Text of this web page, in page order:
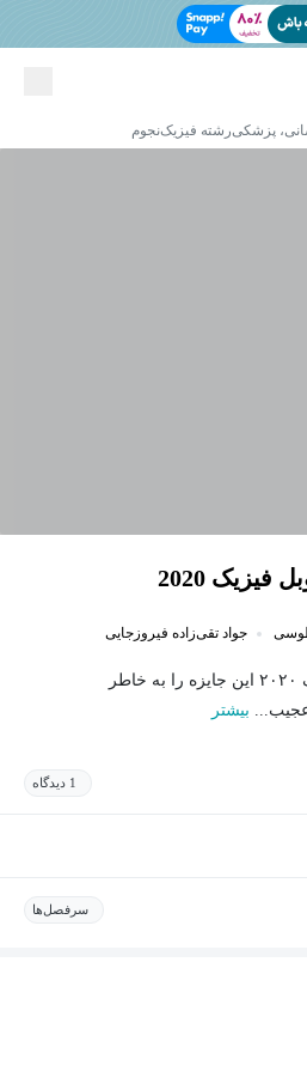
پزشکیرشته فیزیکنجوم
فیزیک 2020
طوسی جواد تقی‌زاده فیروزجایی
سه برنده ی جایزه نوبل فیزیک ۲۰۲۰ این جایزه را به خاطر
عجیب... بیشتر
1 دیدگاه
سرفصل‌ها